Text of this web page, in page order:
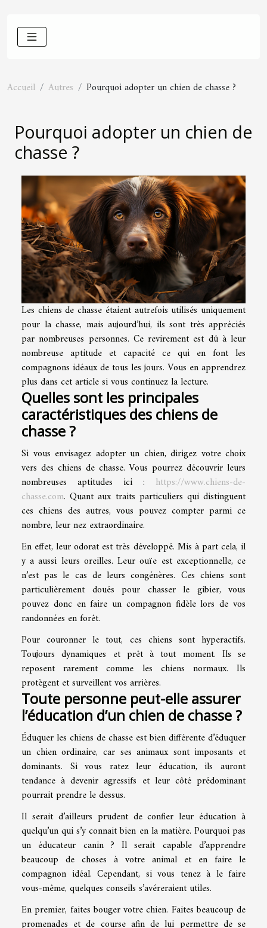
Accueil Autres Pourquoi adopter un chien de chasse ?
Pourquoi adopter un chien de
chasse ?
Les chiens de chasse étaient autrefois utilisés uniquement
pour la chasse, mais aujourd’hui, ils sont très appréciés
par nombreuses personnes. Ce revirement est dû à leur
nombreuse aptitude et capacité ce qui en font les
compagnons idéaux de tous les jours. Vous en apprendrez
plus dans cet article si vous continuez la lecture.
Quelles sont les principales
caractéristiques des chiens de
chasse ?
Si vous envisagez adopter un chien, dirigez votre choix
vers des chiens de chasse. Vous pourrez découvrir leurs
nombreuses aptitudes ici : https://www.chiens-de-
chasse.com. Quant aux traits particuliers qui distinguent
ces chiens des autres, vous pouvez compter parmi ce
nombre, leur nez extraordinaire.
En effet, leur odorat est très développé. Mis à part cela, il
y a aussi leurs oreilles. Leur ouïe est exceptionnelle, ce
n’est pas le cas de leurs congénères. Ces chiens sont
particulièrement doués pour chasser le gibier, vous
pouvez donc en faire un compagnon fidèle lors de vos
randonnées en forêt.
Pour couronner le tout, ces chiens sont hyperactifs.
Toujours dynamiques et prêt à tout moment. Ils se
reposent rarement comme les chiens normaux. Ils
protègent et surveillent vos arrières.
Toute personne peut-elle assurer
l’éducation d’un chien de chasse ?
Éduquer les chiens de chasse est bien différente d’éduquer
un chien ordinaire, car ses animaux sont imposants et
dominants. Si vous ratez leur éducation, ils auront
tendance à devenir agressifs et leur côté prédominant
pourrait prendre le dessus.
Il serait d’ailleurs prudent de confier leur éducation à
quelqu’un qui s’y connait bien en la matière. Pourquoi pas
un éducateur canin ? Il serait capable d’apprendre
beaucoup de choses à votre animal et en faire le
compagnon idéal. Cependant, si vous tenez à le faire
vous-même, quelques conseils s’avéreraient utiles.
En premier, faites bouger votre chien. Faites beaucoup de
promenades et de course afin de lui permettre de se